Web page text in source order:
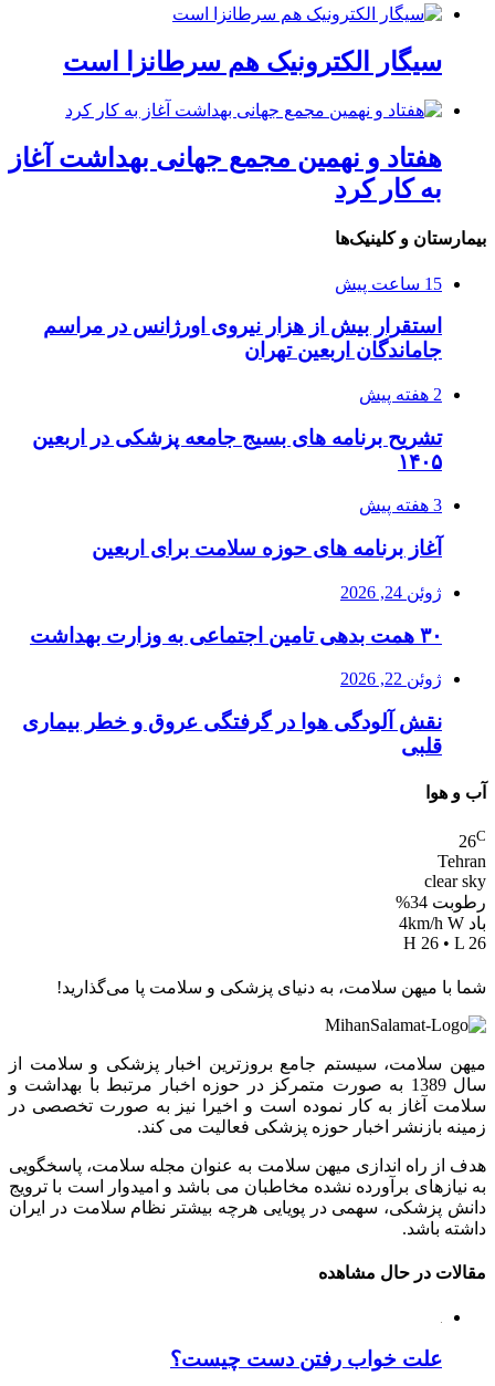
سیگار الکترونیک هم سرطانزا است
هفتاد و نهمین مجمع جهانی بهداشت آغاز
به کار کرد
بیمارستان و کلینیک‌ها
15 ساعت پیش
استقرار بیش از هزار نیروی اورژانس در مراسم
جاماندگان اربعین تهران
2 هفته پیش
تشریح برنامه های بسیج جامعه پزشکی در اربعین
۱۴۰۵
3 هفته پیش
آغاز برنامه های حوزه سلامت برای اربعین
ژوئن 24, 2026
۳۰ همت بدهی تامین اجتماعی به وزارت بهداشت
ژوئن 22, 2026
نقش آلودگی هوا در گرفتگی عروق و خطر بیماری
قلبی
آب و هوا
26C
Tehran
clear sky
رطوبت 34%
باد 4km/h W
H 26 • L 26
شما با میهن سلامت، به دنیای پزشکی و سلامت پا می‌گذارید!
میهن سلامت، سیستم جامع بروزترین اخبار پزشکی و سلامت از
سال 1389 به صورت متمرکز در حوزه اخبار مرتبط با بهداشت و
سلامت آغاز به کار نموده است و اخیرا نیز به صورت تخصصی در
زمینه بازنشر اخبار حوزه پزشکی فعالیت می کند.
هدف از راه اندازی میهن سلامت به عنوان مجله سلامت، پاسخگویی
به نیازهای برآورده نشده مخاطبان می باشد و امیدوار است با ترویج
دانش پزشکی، سهمی در پویایی هرچه بیشتر نظام سلامت در ایران
داشته باشد.
مقالات در حال مشاهده
علت خواب رفتن دست چیست؟